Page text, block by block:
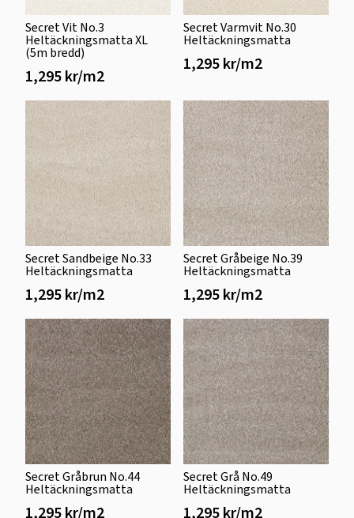
Secret Vit No.3
Heltäckningsmatta XL
(5m bredd)
1,295 kr/m2
Secret Varmvit No.30
Heltäckningsmatta
1,295 kr/m2
Secret Sandbeige No.33
Heltäckningsmatta
1,295 kr/m2
Secret Gråbeige No.39
Heltäckningsmatta
1,295 kr/m2
Secret Gråbrun No.44
Heltäckningsmatta
1,295 kr/m2
Secret Grå No.49
Heltäckningsmatta
1,295 kr/m2